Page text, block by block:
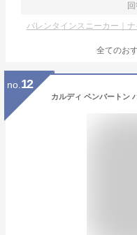
バレンタインスニーカー｜
全てのお
no. 12